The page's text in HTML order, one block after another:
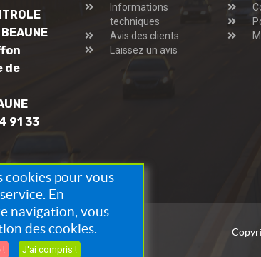
de
91 33
Informations
techniques
Avis des clients
Laissez un avis
cookies pour vous
En
navigation, vous
des cookies.
! J'ai compris !